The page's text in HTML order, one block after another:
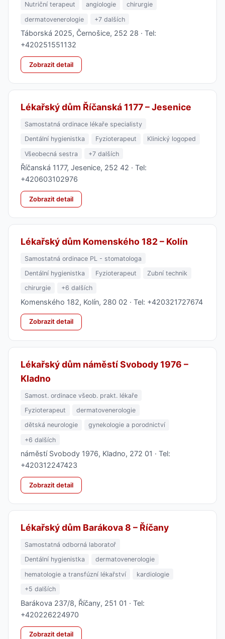
Nutriční terapeut
angiologie
chirurgie
dermatovenerologie
+7 dalších
Táborská 2025, Černošice, 252 28 · Tel:
+420251551132
Zobrazit detail
Lékařský dům Říčanská 1177 – Jesenice
Samostatná ordinace lékaře specialisty
Dentální hygienistka
Fyzioterapeut
Klinický logoped
Všeobecná sestra
+7 dalších
Říčanská 1177, Jesenice, 252 42 · Tel:
+420603102976
Zobrazit detail
Lékařský dům Komenského 182 – Kolín
Samostatná ordinace PL - stomatologa
Dentální hygienistka
Fyzioterapeut
Zubní technik
chirurgie
+6 dalších
Komenského 182, Kolín, 280 02 · Tel: +420321727674
Zobrazit detail
Lékařský dům náměstí Svobody 1976 –
Kladno
Samost. ordinace všeob. prakt. lékaře
Fyzioterapeut
dermatovenerologie
dětská neurologie
gynekologie a porodnictví
+6 dalších
náměstí Svobody 1976, Kladno, 272 01 · Tel:
+420312247423
Zobrazit detail
Lékařský dům Barákova 8 – Říčany
Samostatná odborná laboratoř
Dentální hygienistka
dermatovenerologie
hematologie a transfúzní lékařství
kardiologie
+5 dalších
Barákova 237/8, Říčany, 251 01 · Tel:
+420226224970
Zobrazit detail